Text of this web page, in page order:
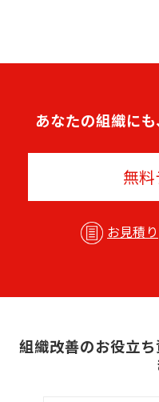
あなたの組織に
無
お見積り
組織改善のお役立